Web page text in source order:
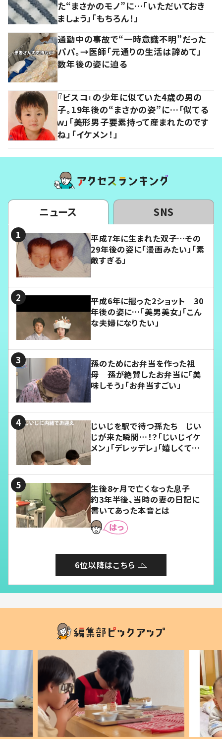
た“まさかのモノ”に…「いただいておき
ましょう」「もちろん！」
通勤中の事故で“一時意識不明”だった
パパ。→医師「元通りの生活は諦めて」
数年後の姿に迫る
『ビスコ』の少年に似ていた4歳の男の
子。19年後の“まさかの姿”に…「似てる
ｗ」「美形男子要素持って産まれたのです
ね」「イケメン！」
ニュース SNS
平成7年に生まれた双子…その
29年後の姿に「漫画みたい」「素
敵すぎる」
平成6年に撮った2ショット 30
年後の姿に…「美男美女」「こん
な夫婦になりたい」
孫のためにお弁当を作った祖
母 孫が絶賛したお弁当に「美
味しそう」「お弁当すごい」
じいじを駅で待つ孫たち じい
じが来た瞬間…！？「じいじイケ
メン」「デレッデレ」「嬉しくて可
生後8ヶ月で亡くなった息子
約3年半後、当時の妻の日記に
書いてあった本音とは
6位以降はこちら